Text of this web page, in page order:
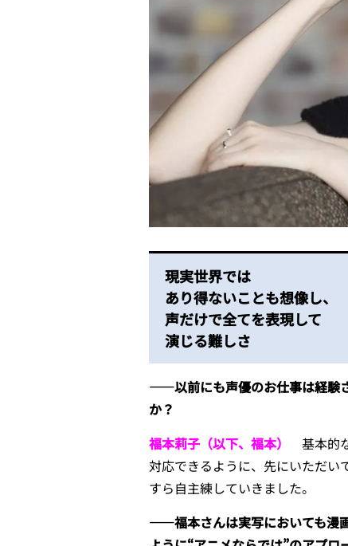
現実世界では
あり得ないことも想像し、
声だけで全てを表現して
演じる難しさ
――以前にも声優のお仕事は経験
か？
福本莉子（以下、福本）
基本的
対応できるように、先にいただい
すら自主練していきました。
――福本さんは実写においても漫